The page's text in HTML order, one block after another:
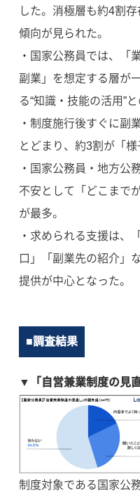
した。消極層も約4割
傾向が見られた。
・国家公務員では、「
副業」を想定する層が
る“知識・技能の活用”
・制度施行後すぐに副
とどまり、約3割が「様
・国家公務員・地方公
不安として「どこまで
が最多。
・求められる支援は、
口」「副業先の紹介」
提供が中心となった。
■調査結果
▼「自営兼業制度の見
制度対象である国家公